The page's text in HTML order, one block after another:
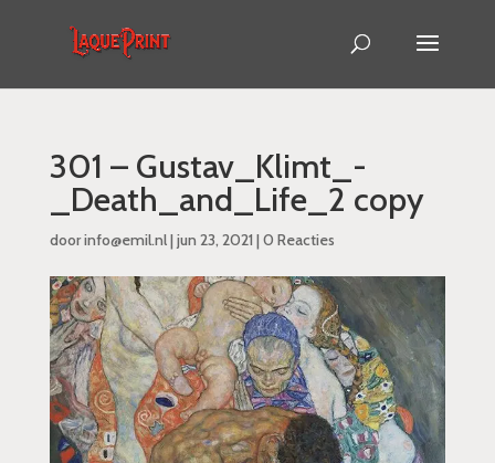
301 – Gustav_Klimt_-
_Death_and_Life_2 copy
doorinfo@emil.nl| jun 23, 2021 | 0 Reacties